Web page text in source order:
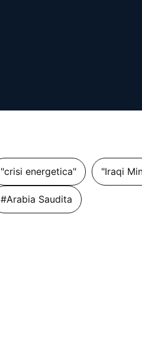
"crisi energetica" "Iraqi
#Arabia Saudita